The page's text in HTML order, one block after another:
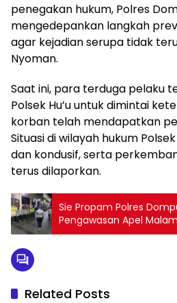
penegakan hukum, Polres
mengedepankan langkah
agar kejadian serupa tidak
Nyoman.
Saat ini, para terduga pelaku
Polsek Hu’u untuk dimintai
korban telah mendapatkan
Situasi di wilayah hukum
dan kondusif, serta
terus dilaporkan.
Sie Propam Polres
Pengawasan Apel
Related Posts